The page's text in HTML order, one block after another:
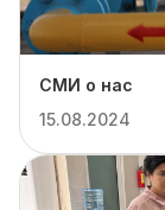
СМИ о нас
15.08.2024